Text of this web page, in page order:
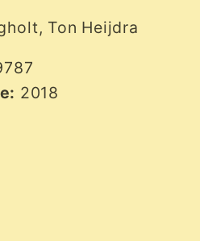
Ton Heijdra
2018